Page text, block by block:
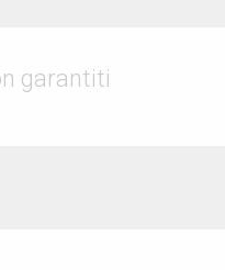
garantiti